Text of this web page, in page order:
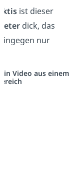
ist dieser
dick, das
hingegen nur
Video aus einem